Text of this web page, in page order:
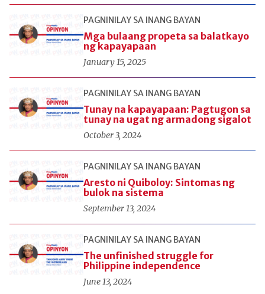
PAGNINILAY SA INANG BAYAN
Mga bulaang propeta sa balatkayo
ng kapayapaan
January 15, 2025
PAGNINILAY SA INANG BAYAN
Tunay na kapayapaan: Pagtugon sa
tunay na ugat ng armadong sigalot
October 3, 2024
PAGNINILAY SA INANG BAYAN
Aresto ni Quiboloy: Sintomas ng
bulok na sistema
September 13, 2024
PAGNINILAY SA INANG BAYAN
The unfinished struggle for
Philippine independence
June 13, 2024